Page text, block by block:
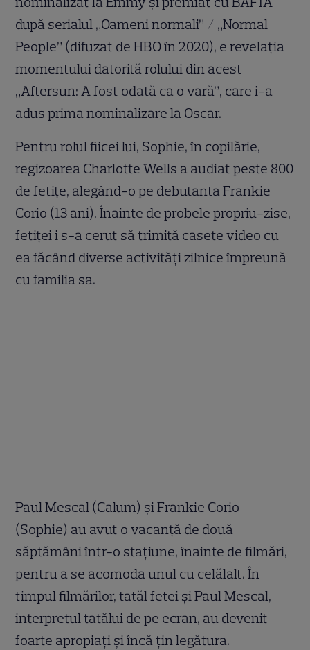
după serialul „Oameni normali” / „Normal
People” (difuzat de HBO în 2020), e revelația
momentului datorită rolului din acest
„Aftersun: A fost odată ca o vară”, care i-a
adus prima nominalizare la Oscar.
Pentru rolul fiicei lui, Sophie, în copilărie,
regizoarea Charlotte Wells a audiat peste 800
de fetițe, alegând-o pe debutanta Frankie
Corio (13 ani). Înainte de probele propriu-zise,
fetiței i s-a cerut să trimită casete video cu
ea făcând diverse activități zilnice împreună
cu familia sa.
Paul Mescal (Calum) și Frankie Corio
(Sophie) au avut o vacanță de două
săptămâni într-o stațiune, înainte de filmări,
pentru a se acomoda unul cu celălalt. În
timpul filmărilor, tatăl fetei și Paul Mescal,
interpretul tatălui de pe ecran, au devenit
foarte apropiați și încă țin legătura.